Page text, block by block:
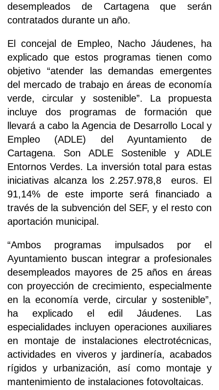
desempleados de Cartagena que serán
contratados durante un año.
El concejal de Empleo, Nacho Jáudenes, ha
explicado que estos programas tienen como
objetivo “atender las demandas emergentes
del mercado de trabajo en áreas de economía
verde, circular y sostenible”. La propuesta
incluye dos programas de formación que
llevará a cabo la Agencia de Desarrollo Local y
Empleo (ADLE) del Ayuntamiento de
Cartagena. Son ADLE Sostenible y ADLE
Entornos Verdes. La inversión total para estas
iniciativas alcanza los 2.257.978,8 euros. El
91,14% de este importe será financiado a
través de la subvención del SEF, y el resto con
aportación municipal.
“Ambos programas impulsados por el
Ayuntamiento buscan integrar a profesionales
desempleados mayores de 25 años en áreas
con proyección de crecimiento, especialmente
en la economía verde, circular y sostenible”,
ha explicado el edil Jáudenes. Las
especialidades incluyen operaciones auxiliares
en montaje de instalaciones electrotécnicas,
actividades en viveros y jardinería, acabados
rígidos y urbanización, así como montaje y
mantenimiento de instalaciones fotovoltaicas.